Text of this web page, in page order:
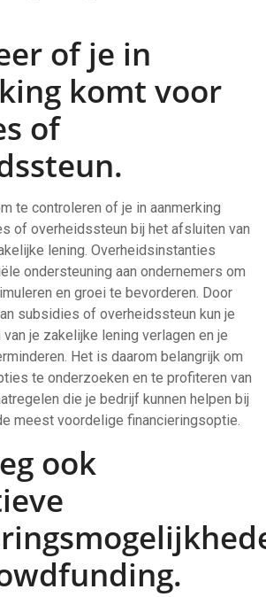
of je in
komt voor
of
te controleren of je in aanmerking
of overheidssteun bij het afsluiten van
lening. Overheidsinstanties
ondersteuning aan ondernemers om
en groei te bevorderen. Door
subsidies of overheidssteun kun je
je zakelijke lening verlagen en je
Het is daarom belangrijk om
te onderzoeken en te profiteren van
die je bedrijf kunnen helpen bij
meest voordelige financieringsoptie.
ook